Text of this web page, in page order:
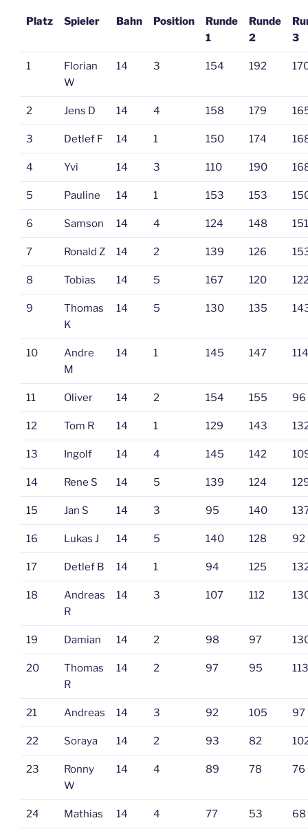
Platz Spieler Bahn Position
Runde
1
Runde
2
3
1
Florian
W
14 3 154 192
2 Jens D 14 4 158 179
3 Detlef F 14 1 150 174
4 Yvi 14 3 110 190
5 Pauline 14 1 153 153
6 Samson 14 4 124 148 151
7 Ronald Z 14 2 139 126
8 Tobias 14 5 167 120
9
Thomas
K
14 5 130 135
10
Andre
M
14 1 145 147 114
11 Oliver 14 2 154 155 96
12 Tom R 14 1 129 143
13 Ingolf 14 4 145 142
14 Rene S 14 5 139 124
15 Jan S 14 3 95 140
16 Lukas J 14 5 140 128 92
17 Detlef B 14 1 94 125
18
Andreas
R
14 3 107 112
19 Damian 14 2 98 97
20
Thomas
R
14 2 97 95 113
21 Andreas 14 3 92 105 97
22 Soraya 14 2 93 82
23
Ronny
W
14 4 89 78 76
24 Mathias 14 4 77 53 68